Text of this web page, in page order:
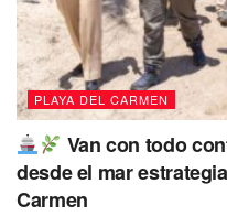
PLAYA DEL CARMEN
Van con todo
desde el mar
Carmen